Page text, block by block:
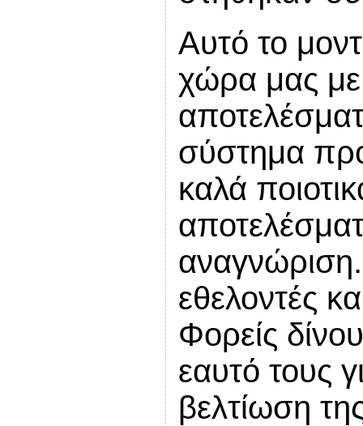
Αυτό το
χώρα μας με
σύστημα
καλά
εθελοντές
Φορείς
εαυτό τους
βελτίωση